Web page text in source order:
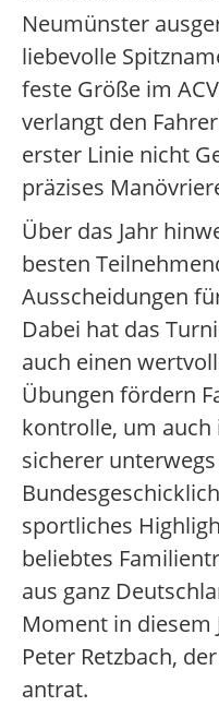
Neumünster
liebevolle
feste Größe im
verlangt den
erster Linie nicht
präzises
Über das Jahr
besten
Ausscheidungen
Dabei hat das
auch einen
Übungen fördern
kontrolle, um
sicherer
sportliches
beliebtes
aus ganz
Moment in diesem
Peter Retzbach,
antrat.